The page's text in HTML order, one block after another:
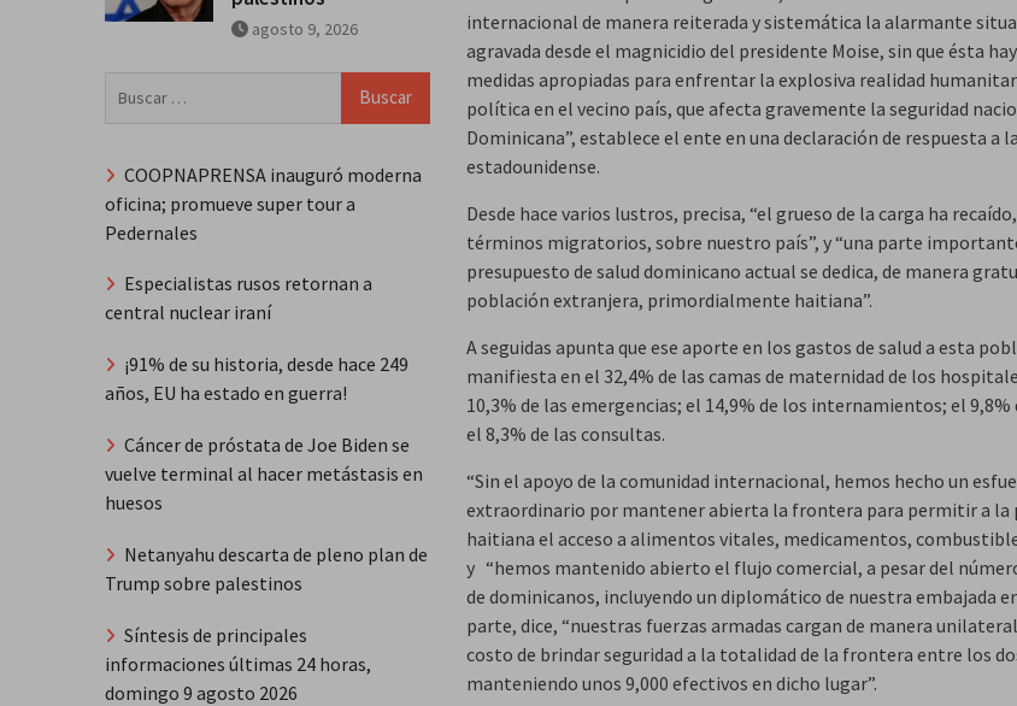
internacional de manera reiterada y sistemática la alarmante
agravada desde el magnicidio del presidente Moise, sin que ésta
medidas apropiadas para enfrentar la explosiva realidad
política en el vecino país, que afecta gravemente la seguridad
Dominicana”, establece el ente en una declaración de respuesta a
estadounidense.
Desde hace varios lustros, precisa, “el grueso de la carga ha
términos migratorios, sobre nuestro país”, y “una parte
presupuesto de salud dominicano actual se dedica, de manera
población extranjera, primordialmente haitiana”.
A seguidas apunta que ese aporte en los gastos de salud a esta
manifiesta en el 32,4% de las camas de maternidad de los
10,3% de las emergencias; el 14,9% de los internamientos; el 9,8%
el 8,3% de las consultas.
“Sin el apoyo de la comunidad internacional, hemos hecho un
extraordinario por mantener abierta la frontera para permitir a la
haitiana el acceso a alimentos vitales, medicamentos,
y “hemos mantenido abierto el flujo comercial, a pesar del
de dominicanos, incluyendo un diplomático de nuestra embajada
parte, dice, “nuestras fuerzas armadas cargan de manera
costo de brindar seguridad a la totalidad de la frontera entre los
manteniendo unos 9,000 efectivos en dicho lugar”.
agosto 9, 2026
COOPNAPRENSA inauguró moderna
oficina; promueve super tour a
Pedernales
Especialistas rusos retornan a
central nuclear iraní
¡91% de su historia, desde hace 249
años, EU ha estado en guerra!
Cáncer de próstata de Joe Biden se
vuelve terminal al hacer metástasis en
huesos
Netanyahu descarta de pleno plan de
Trump sobre palestinos
Síntesis de principales
informaciones últimas 24 horas,
domingo 9 agosto 2026